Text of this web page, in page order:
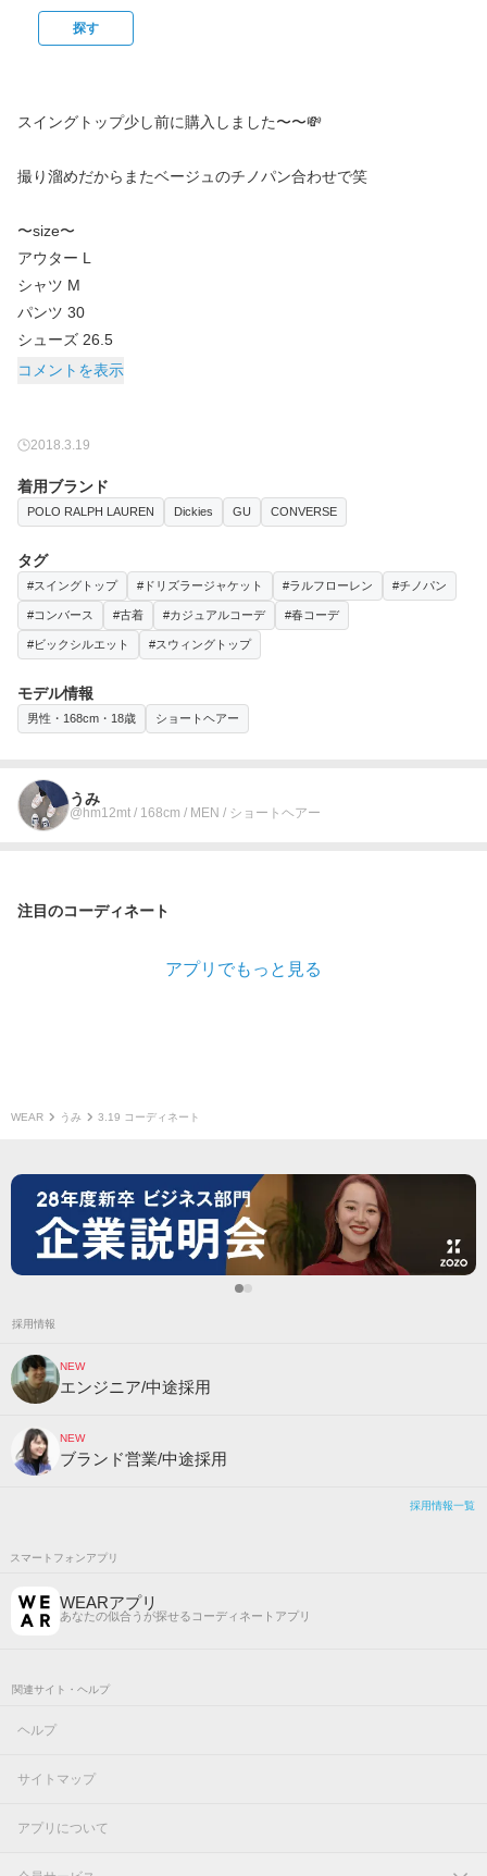
探す
スイングトップ少し前に購入しました〜〜💸
撮り溜めだからまたベージュのチノパン合わせで笑
〜size〜
アウター L
シャツ M
パンツ 30
シューズ 26.5
コメントを表示
2018.3.19
着用ブランド
POLO RALPH LAUREN Dickies GU CONVERSE
タグ
#スイングトップ #ドリズラージャケット #ラルフローレン #チノパン
#コンバース #古着 #カジュアルコーデ #春コーデ
#ビックシルエット #スウィングトップ
モデル情報
男性・168cm・18歳 ショートヘアー
うみ
@hm12mt / 168cm / MEN / ショートヘアー
注目のコーディネート
アプリでもっと見る
WEAR うみ 3.19 コーディネート
採用情報
NEW
エンジニア/中途採用
NEW
ブランド営業/中途採用
採用情報一覧
スマートフォンアプリ
WEARアプリ
あなたの似合うが探せるコーディネートアプリ
関連サイト・ヘルプ
ヘルプ
サイトマップ
アプリについて